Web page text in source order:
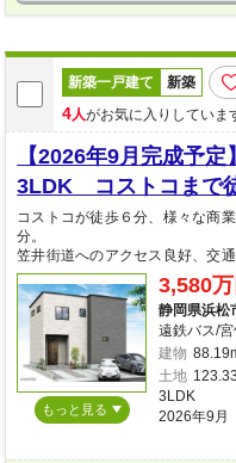
新築一戸建て 新築
4人がお気に入りしていま
【2026年9月完成予
3LDK コストコまで
コストコが徒歩６分、様々な商
分。
笠井街道へのアクセス良好、交
もっと見る
3,580万
静岡県浜松
遠鉄バス/
建物
土地
3LDK
2026年9月